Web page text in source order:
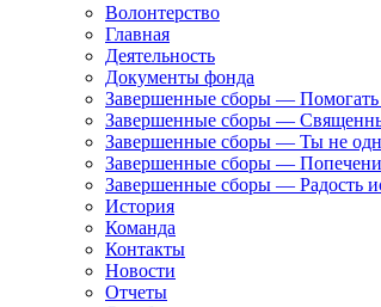
Волонтерство
Главная
Деятельность
Документы фонда
Завершенные сборы — Помогать
Завершенные сборы —
Завершенные сборы — Ты не
Завершенные сборы —
Завершенные сборы — Радость
История
Команда
Контакты
Новости
Отчеты